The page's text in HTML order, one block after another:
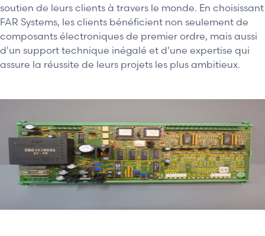
soutien de leurs clients à travers le monde. En choisissant
FAR Systems, les clients bénéficient non seulement de
composants électroniques de premier ordre, mais aussi
d'un support technique inégalé et d'une expertise qui
assure la réussite de leurs projets les plus ambitieux.